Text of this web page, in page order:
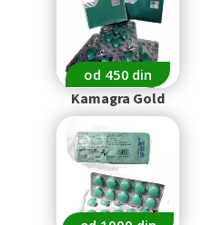
od 450 din
Kamagra Gold